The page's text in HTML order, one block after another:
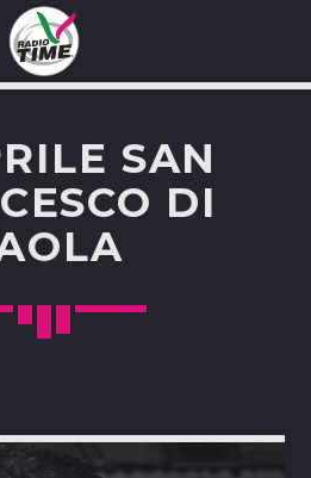
SITO WEB:
SAN
DI